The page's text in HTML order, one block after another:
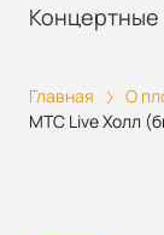
Главная
О
МТС Live Холл